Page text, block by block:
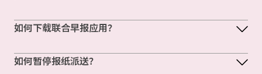
如何下载联合早报应用？
如何暂停报纸派送？